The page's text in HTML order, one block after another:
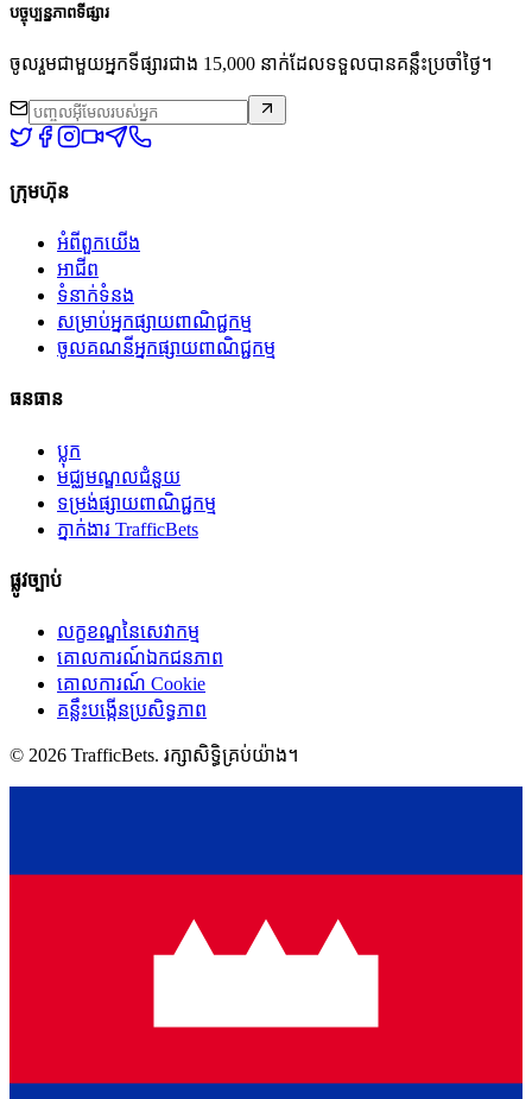
បច្ចុប្បន្នភាពទីផ្សារ
ចូលរួមជាមួយអ្នកទីផ្សារជាង 15,000 នាក់ដែលទទួលបានគន្លឹះប្រចាំថ្ងៃ។
ក្រុមហ៊ុន
អំពី​ពួក​យើង
អាជីព
ទំនាក់ទំនង
សម្រាប់អ្នកផ្សាយពាណិជ្ជកម្ម
ចូលគណនីអ្នកផ្សាយពាណិជ្ជកម្ម
ធនធាន
ប្លុក
មជ្ឈមណ្ឌលជំនួយ
ទម្រង់ផ្សាយពាណិជ្ជកម្ម
ភ្នាក់ងារ TrafficBets
ផ្លូវច្បាប់
លក្ខខណ្ឌនៃសេវាកម្ម
គោលការណ៍ឯកជនភាព
គោលការណ៍ Cookie
គន្លឹះបង្កើនប្រសិទ្ធភាព
© 2026 TrafficBets. រក្សាសិទ្ធិគ្រប់យ៉ាង។